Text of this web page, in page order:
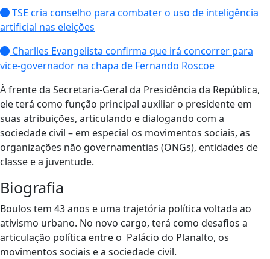
TSE cria conselho para combater o uso de inteligência
artificial nas eleições
Charlles Evangelista confirma que irá concorrer para
vice-governador na chapa de Fernando Roscoe
À frente da Secretaria-Geral da Presidência da República,
ele terá como função principal auxiliar o presidente em
suas atribuições, articulando e dialogando com a
sociedade civil – em especial os movimentos sociais, as
organizações não governamentias (ONGs), entidades de
classe e a juventude.
Biografia
Boulos tem 43 anos e uma trajetória política voltada ao
ativismo urbano. No novo cargo, terá como desafios a
articulação política entre o Palácio do Planalto, os
movimentos sociais e a sociedade civil.